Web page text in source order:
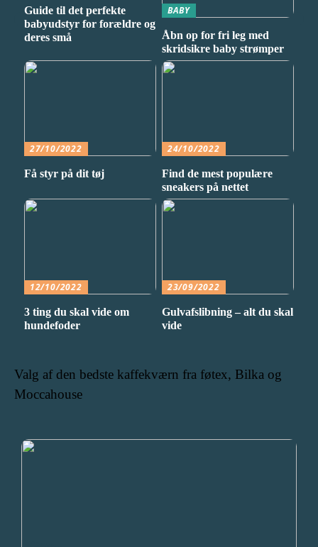
Guide til det perfekte
babyudstyr for forældre og
deres små
BABY
Åbn op for fri leg med
skridsikre baby strømper
27/10/2022
Få styr på dit tøj
24/10/2022
Find de mest populære
sneakers på nettet
12/10/2022
3 ting du skal vide om
hundefoder
23/09/2022
Gulvafslibning – alt du skal
vide
Valg af den bedste kaffekværn fra føtex, Bilka og
Moccahouse